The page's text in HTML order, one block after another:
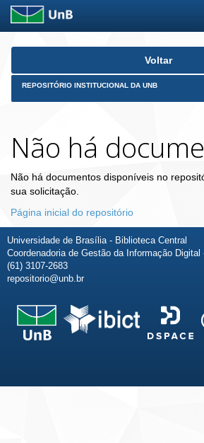
Skip
Voltar
REPOSITÓRIO INSTITUCIONAL DA UNB
Não há
Não há documentos disponíveis no
sua solicitação.
Página inicial do repositório
Universidade de Brasília - Biblioteca Central
Coordenadoria de Gestão da Informação Digital
(61) 3107-2683
repositorio@unb.br